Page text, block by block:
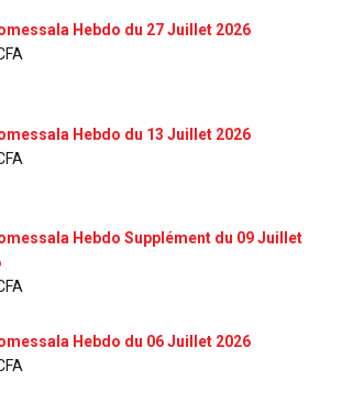
Hebdo du 27 Juillet 2026
Hebdo du 13 Juillet 2026
Hebdo Supplément du 09 Juillet
Hebdo du 06 Juillet 2026